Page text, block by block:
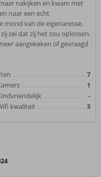
nakijken en kwam met
naar een echt
van de eigenaresse,
zei dat zij het zou oplossen.
aangekeken of gevraagd
7
1
-
kwaliteit
3